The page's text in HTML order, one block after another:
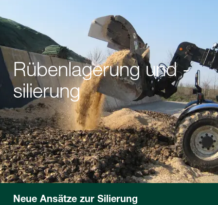
Rübenlagerung und -
silierung
Neue Ansätze zur Silierung